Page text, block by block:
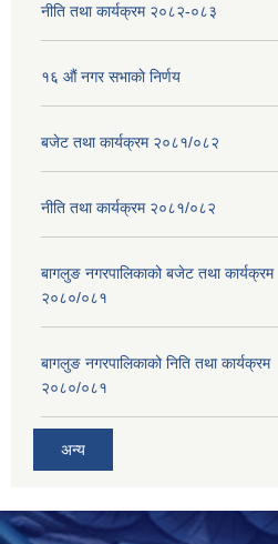
नीति तथा कार्यक्रम २०८२-०८३
१६ ‌औं नगर सभाकाे निर्णय
बजेट तथा कार्यक्रम २०८१/०८२
नीति तथा कार्यक्रम २०८१/०८२
बागलुङ नगरपालिकाको बजेट तथा कार्यक्रम
२०८०/०८१
बागलुङ नगरपालिकाको निति तथा कार्यक्रम
२०८०/०८१
अन्य